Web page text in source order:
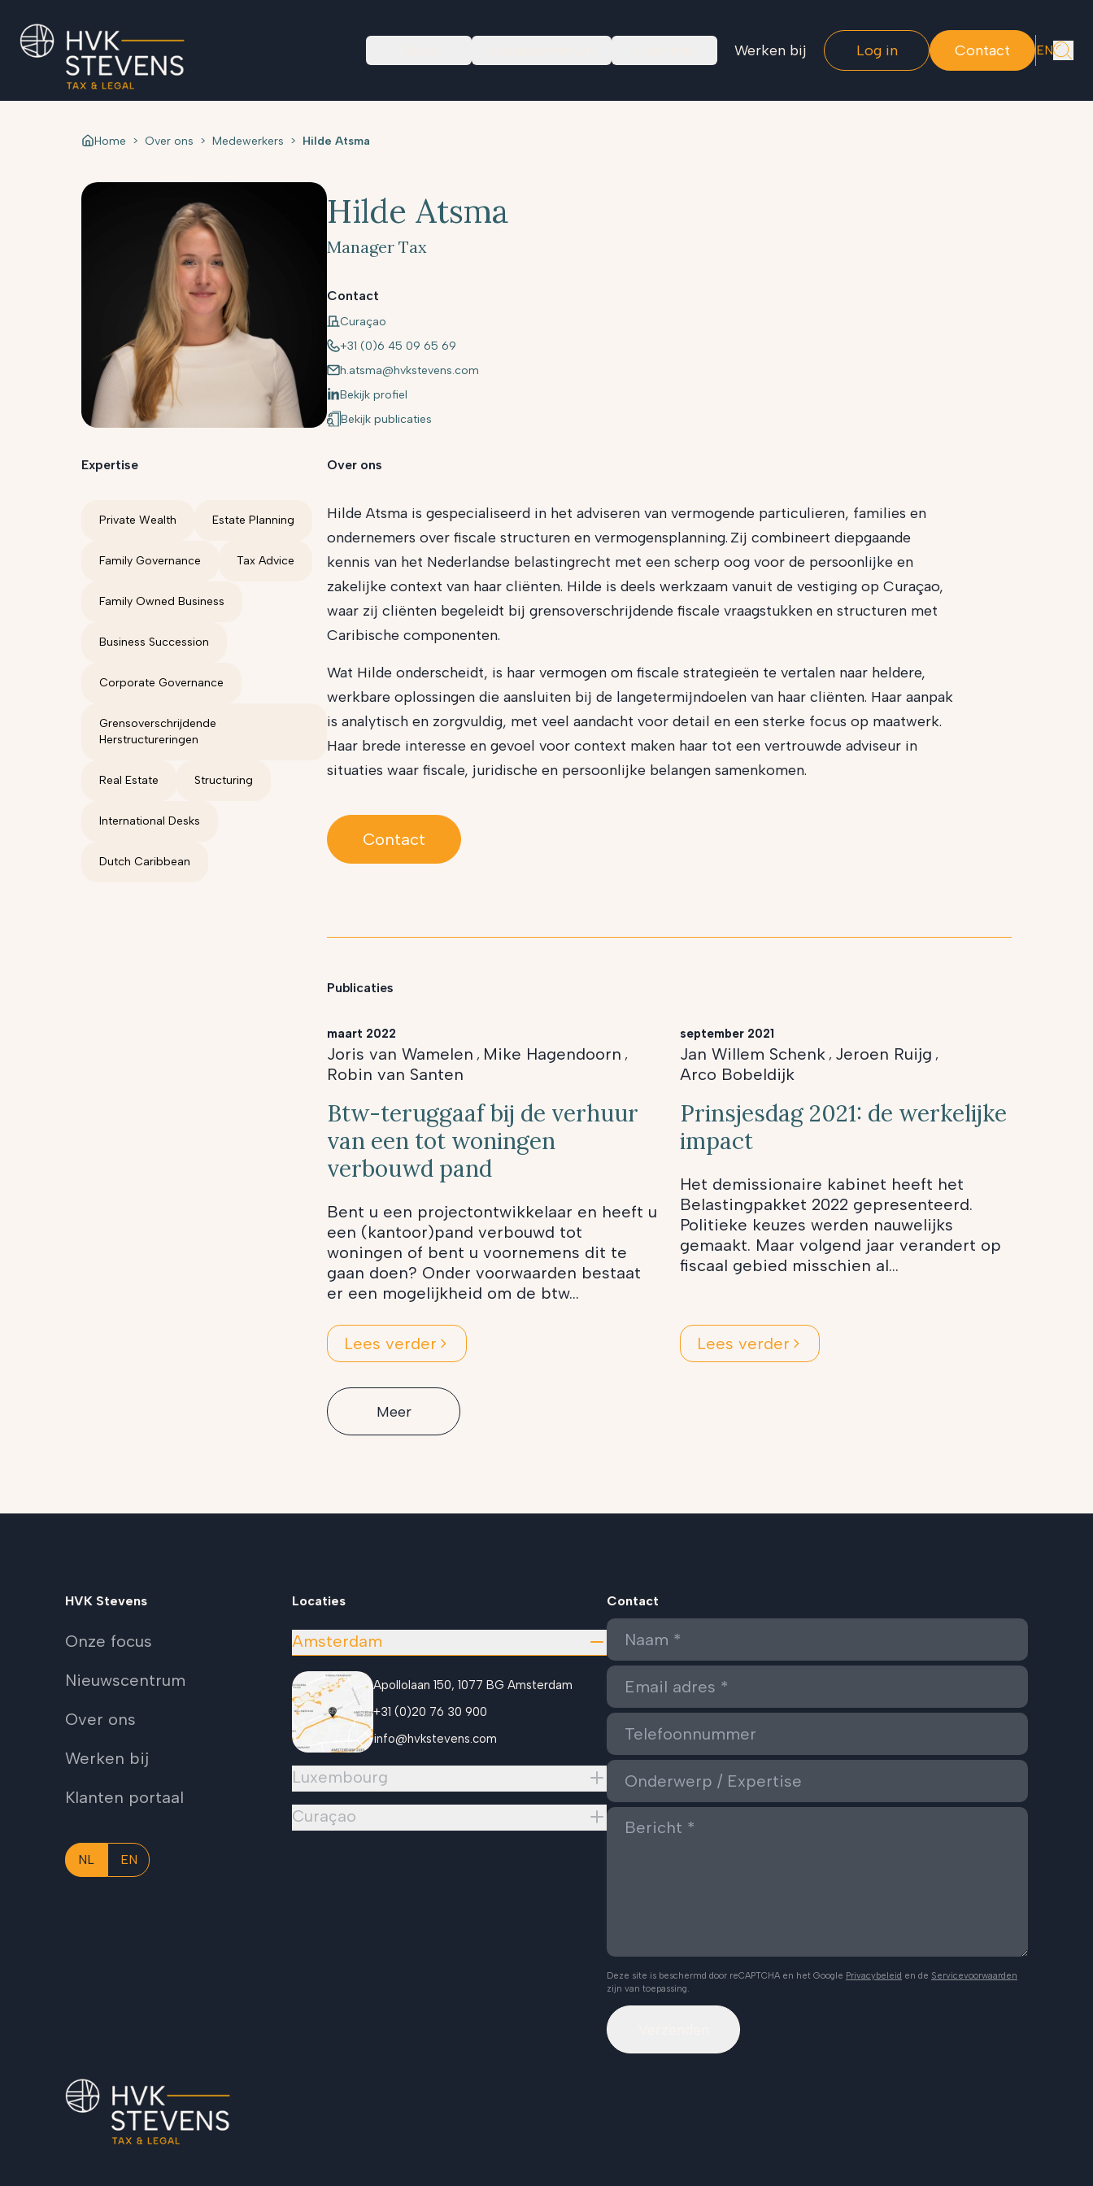
Werken bij Log in Contact EN
Home > Over ons > Medewerkers > Hilde Atsma
Hilde Atsma
Manager Tax
Contact
Curaçao
+31 (0)6 45 09 65 69
h.atsma@hvkstevens.com
Bekijk profiel
Bekijk publicaties
Expertise
Private Wealth Estate Planning
Family Governance Tax Advice
Family Owned Business
Business Succession
Corporate Governance
Grensoverschrijdende
Herstructureringen
Real Estate Structuring
International Desks
Dutch Caribbean
Over ons
Hilde Atsma is gespecialiseerd in het adviseren van vermogende particulieren, families en
ondernemers over fiscale structuren en vermogensplanning. Zij combineert diepgaande
kennis van het Nederlandse belastingrecht met een scherp oog voor de persoonlijke en
zakelijke context van haar cliënten. Hilde is deels werkzaam vanuit de vestiging op Curaçao,
waar zij cliënten begeleidt bij grensoverschrijdende fiscale vraagstukken en structuren met
Caribische componenten.
Wat Hilde onderscheidt, is haar vermogen om fiscale strategieën te vertalen naar heldere,
werkbare oplossingen die aansluiten bij de langetermijndoelen van haar cliënten. Haar aanpak
is analytisch en zorgvuldig, met veel aandacht voor detail en een sterke focus op maatwerk.
Haar brede interesse en gevoel voor context maken haar tot een vertrouwde adviseur in
situaties waar fiscale, juridische en persoonlijke belangen samenkomen.
Contact
Publicaties
maart 2022
Joris van Wamelen , Mike Hagendoorn ,
Robin van Santen
Btw-teruggaaf bij de verhuur
van een tot woningen
verbouwd pand
Bent u een projectontwikkelaar en heeft u
een (kantoor)pand verbouwd tot
woningen of bent u voornemens dit te
gaan doen? Onder voorwaarden bestaat
er een mogelijkheid om de btw...
Lees verder
september 2021
Jan Willem Schenk , Jeroen Ruijg ,
Arco Bobeldijk
Prinsjesdag 2021: de werkelijke
impact
Het demissionaire kabinet heeft het
Belastingpakket 2022 gepresenteerd.
Politieke keuzes werden nauwelijks
gemaakt. Maar volgend jaar verandert op
fiscaal gebied misschien al...
Lees verder
Meer
HVK Stevens
Onze focus
Nieuwscentrum
Over ons
Werken bij
Klanten portaal
NL EN
Locaties
Amsterdam
Apollolaan 150, 1077 BG Amsterdam
+31 (0)20 76 30 900
info@hvkstevens.com
Luxembourg
Curaçao
Contact
Deze site is beschermd door reCAPTCHA en het Google Privacybeleid en de Servicevoorwaarden
zijn van toepassing.